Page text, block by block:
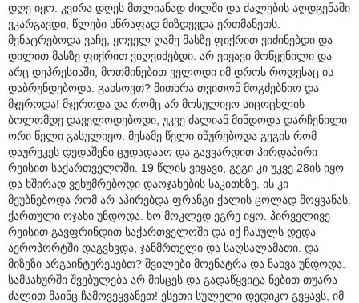
დღე იყო. კვირა დღეს მთლიანად ძილში და ძალების აღდგენაში
ვკარგავდი, წლები სწრაფად მიზდევდა ერთმანეთს.
მენატრებოდა ვაჩე, ყოველ ღამე მასზე ფიქრით ვიძინებდი და
დილით მასზე ფიქრით ვიღვიძებდი. არ ვიყავი მოწყენილი და
არც დეპრესიაში, მოთმინებით ველოდი იმ დროს როდესაც ის
დაბრუნდებოდა. გახსოვთ? მითხრა თვითონ მოგძებნიო და
მჯეროდა! მჯეროდა და რომც არ მოსულიყო სიცოცხლის
ბოლომდე დაველოდებოდი, უკვე ძალიან მინდოდა დარჩენილი
ორი წელი გასულიყო. მესამე წელი იწურებოდა გეგის რომ
დაურეკეს დედაშენი ცუდადააო და გავვარდით პირდაპირი
რეისით საქართველოში. 19 წლის ვიყავი, გეგი კი უკვე 28ის იყო
და ხშირად ვეხუმრებოდი დაოჯახების საკითხზე. ის კი
მეუბნებოდა რომ არ აპირებდა ფრანგი ქალის ცოლად მოყვანას.
ქართული ოჯახი უნდოდა. ხო მოკლედ ეგრე იყო. პირველივე
რეისით გავფრინდით საქართველოში და იქ ჩასულს დედა
აეროპორტში დაგვხვდა, ჯანმრთელი და საღსალამათი. და
მიზეზი არგაინტერესებთ? შვილები მოენატრა და ნახვა უნდოდა.
სამსახურში შვებულება არ მისცეს და გადაწყვიტა ნებით თუარა
ძალით მაინც ჩამოვეყვანეთ! ესეთი სულელი დედიკო გვყავს, იმ